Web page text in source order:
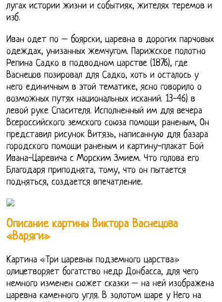
лугах истории жизни и событиях, жителях теремов и
изб.
Иван одет по – боярски, царевна в дорогих парчовых
одеждах, унизанных жемчугом. Парижское полотно
Репина Садко в подводном царстве (1876), где
Васнецов позировал для Садко, хоть и осталось у
него единичным в этой тематике, ясно говорило о
возможных путях национальных исканий. 13-46) в
левой руке Спасителя. Исполненный им для вечера
Всероссийского земского союза помощи раненым, Он
представил рисунок Витязь, написанную для базара
городского помощи раненым и картину-плакат Бой
Ивана-Царевича с Морским Змием. Что голова его
Благодаря приподнята, тому, что он пытается
подняться, создается впечатление.
Описание картины Виктора Васнецова
«Варяги»
Картина «Три царевны подземного царства»
олицетворяет богатство недр Донбасса, для чего
немного изменен сюжет сказки – на ней изображена
царевна каменного угля. В золотом шаре у Него на